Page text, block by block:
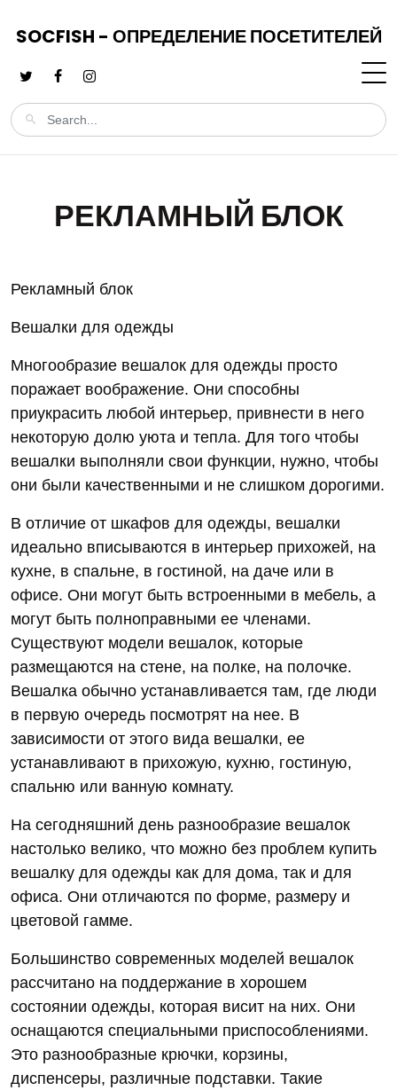
SOCFISH - ОПРЕДЕЛЕНИЕ ПОСЕТИТЕЛЕЙ
РЕКЛАМНЫЙ БЛОК
Рекламный блок
Вешалки для одежды
Многообразие вешалок для одежды просто
поражает воображение. Они способны
приукрасить любой интерьер, привнести в него
некоторую долю уюта и тепла. Для того чтобы
вешалки выполняли свои функции, нужно, чтобы
они были качественными и не слишком дорогими.
В отличие от шкафов для одежды, вешалки
идеально вписываются в интерьер прихожей, на
кухне, в спальне, в гостиной, на даче или в
офисе. Они могут быть встроенными в мебель, а
могут быть полноправными ее членами.
Существуют модели вешалок, которые
размещаются на стене, на полке, на полочке.
Вешалка обычно устанавливается там, где люди
в первую очередь посмотрят на нее. В
зависимости от этого вида вешалки, ее
устанавливают в прихожую, кухню, гостиную,
спальню или ванную комнату.
На сегодняшний день разнообразие вешалок
настолько велико, что можно без проблем купить
вешалку для одежды как для дома, так и для
офиса. Они отличаются по форме, размеру и
цветовой гамме.
Большинство современных моделей вешалок
рассчитано на поддержание в хорошем
состоянии одежды, которая висит на них. Они
оснащаются специальными приспособлениями.
Это разнообразные крючки, корзины,
диспенсеры, различные подставки. Такие